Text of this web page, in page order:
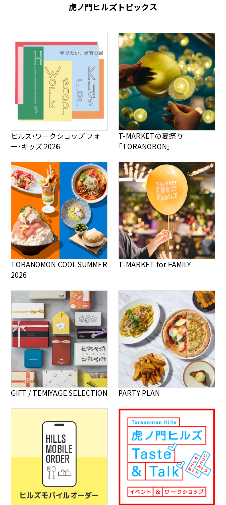
虎ノ門ヒルズトピックス
ヒルズ・ワークショップ フォ
ー・キッズ 2026
T-MARKETの夏祭り
「TORANOBON」
TORANOMON COOL SUMMER
2026
T-MARKET for FAMILY
GIFT / TEMIYAGE SELECTION PARTY PLAN